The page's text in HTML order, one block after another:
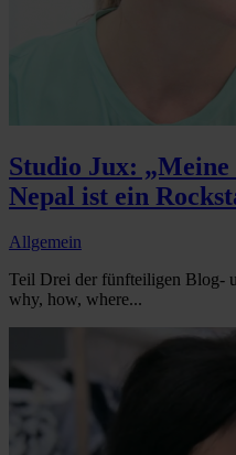
Studio Jux: „Meine
Nepal ist ein
Allgemein
Teil Drei der fünfteiligen Blog-
why, how, where...